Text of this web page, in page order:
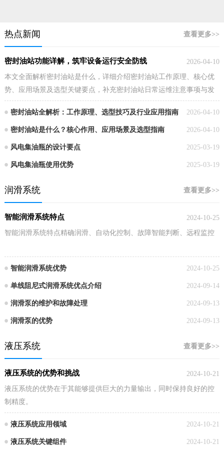
查看更多>>
热点新闻
2026-04-10
密封油站功能详解，筑牢设备运行安全防线
本文全面解析密封油站是什么，详细介绍密封油站工作原理、核心优
势、应用场景及选型关键要点，补充密封油站日常运维注意事项与发
展趋势，为企业选购、使用密封油站提供专业实用参考。
2026-04-10
密封油站全解析：工作原理、选型技巧及行业应用指南
2026-04-10
密封油站是什么？核心作用、应用场景及选型指南
2025-03-19
风电集油瓶的设计要点
2025-03-19
风电集油瓶使用优势
查看更多>>
润滑系统
2024-10-25
智能润滑系统特点
智能润滑系统特点精确润滑、自动化控制、故障智能判断、远程监控
2024-10-25
智能润滑系统优势
2024-09-14
单线阻尼式润滑系统优点介绍
2024-09-13
润滑泵的维护和故障处理
2024-09-13
润滑泵的优势
查看更多>>
液压系统
2024-10-21
液压系统的优势和挑战
液压系统的优势在于其能够提供巨大的力量输出，同时保持良好的控
制精度。
2024-10-21
液压系统应用领域
2024-10-21
液压系统关键组件